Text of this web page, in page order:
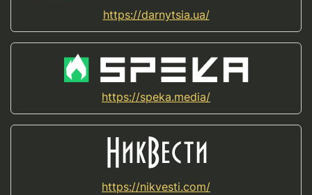
https://darnytsia.ua/
https://speka.media/
https://nikvesti.com/